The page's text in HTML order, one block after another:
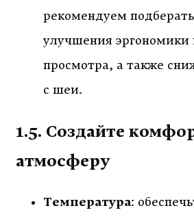
рекомендуем
улучшения эргономики
просмотра, а также
с шеи.
1.5. Создайте
атмосферу
Температура: